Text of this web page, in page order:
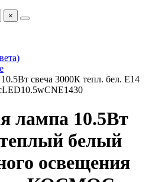
×
свеча 3000К тепл. бел. E14
лампа 10.5Вт
белый
освещения